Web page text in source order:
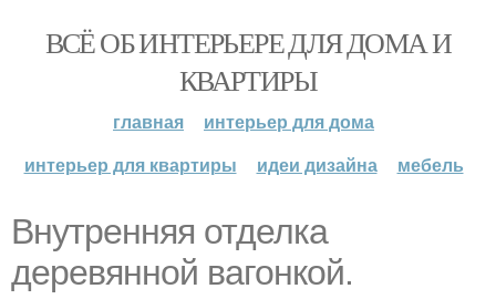
ВСЁ ОБ ИНТЕРЬЕРЕ ДЛЯ ДОМА И
КВАРТИРЫ
главная
интерьер для дома
интерьер для квартиры
идеи дизайна мебель
Внутренняя отделка
деревянной вагонкой.